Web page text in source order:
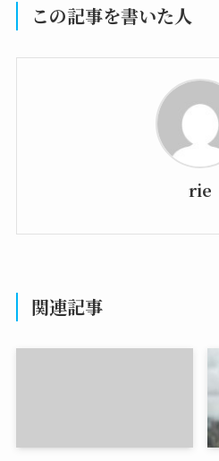
この記事を書いた人
rie
関連記事